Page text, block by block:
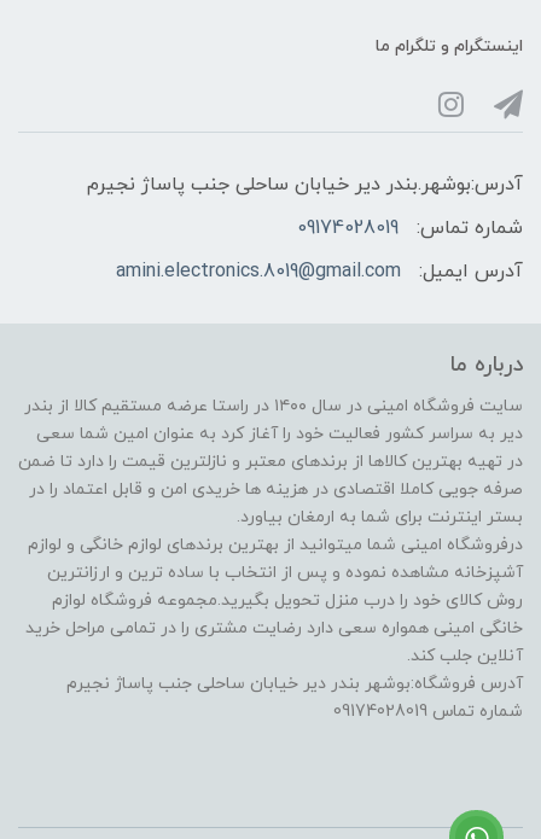
اینستگرام و تلگرام ما
آدرس:بوشهر.بندر دیر خیابان ساحلی جنب پاساژ نجیرم
شماره تماس:
09174028019
آدرس ایمیل:
amini.electronics.8019@gmail.com
درباره ما
سایت فروشگاه امینی در سال ۱۴۰۰ در راستا عرضه مستقیم کالا از بندر
دیر به سراسر کشور فعالیت خود را آغاز کرد به عنوان امین شما سعی
در تهیه بهترین کالاها از برندهای معتبر و نازلترین قیمت را دارد تا ضمن
صرفه جویی کاملا اقتصادی در هزینه ها خریدی امن و قابل اعتماد را در
بستر اینترنت برای شما به ارمغان بیاورد.
درفروشگاه امینی شما میتوانید از بهترین برندهای لوازم خانگی و لوازم
آشپزخانه مشاهده نموده و پس از انتخاب با ساده ترین و ارزانترین
روش کالای خود را درب منزل تحویل بگیرید.مجموعه فروشگاه لوازم
خانگی امینی همواره سعی دارد رضایت مشتری را در تمامی مراحل خرید
آنلاین جلب کند.
آدرس فروشگاه:بوشهر بندر دیر خیابان ساحلی جنب پاساژ نجیرم
شماره تماس 09174028019